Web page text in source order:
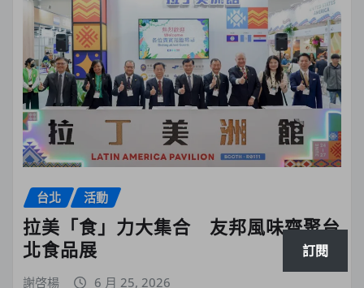
台北 活動
拉美「食」力大集合 友邦風味齊聚台
北食品展
謝啓楊 6 月 25, 2026
訂閱